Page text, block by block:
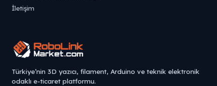
İletişim
Türkiye’nin 3D yazıcı, filament, Arduino ve teknik elektronik
odaklı e-ticaret platformu.